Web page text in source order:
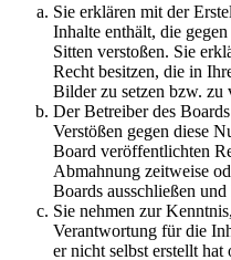
Sie erklären mit der
Inhalte enthält, die
Sitten verstoßen. Sie
Recht besitzen, die in
Bilder zu setzen bzw. zu
Der Betreiber des
Verstößen gegen diese
Board veröffentlichten
Abmahnung zeitweise
Boards ausschließen
Sie nehmen zur
Verantwortung für die
er nicht selbst erstellt